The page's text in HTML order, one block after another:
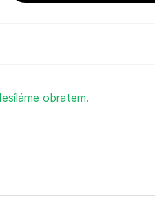
obratem.